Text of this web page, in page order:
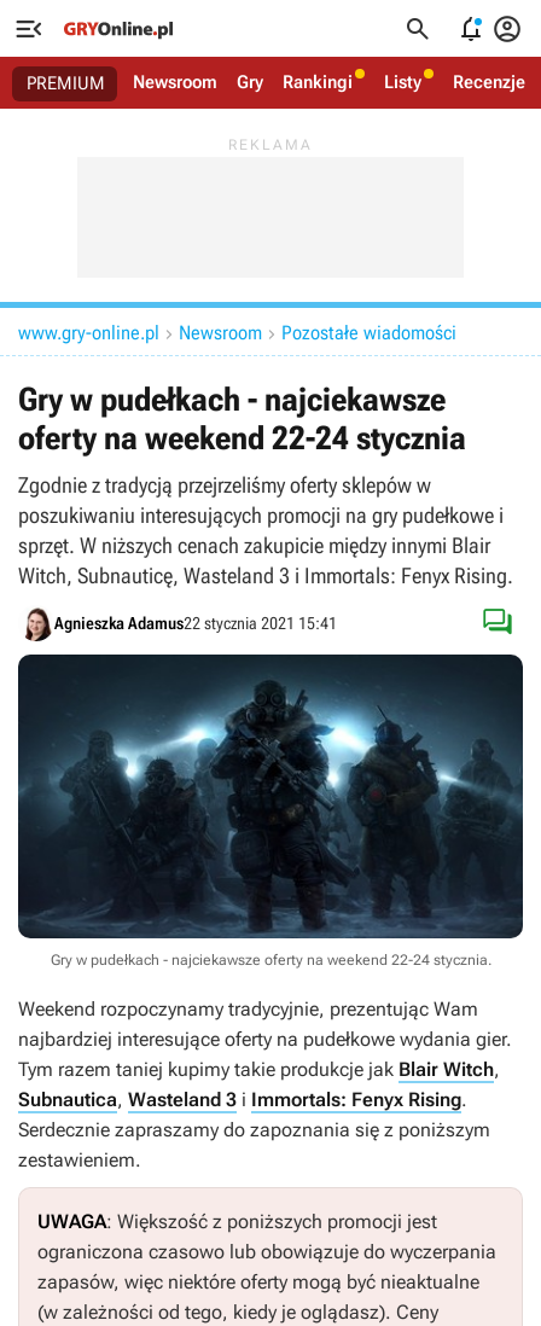
   
PREMIUM Newsroom Gry Rankingi Listy Recenzje
www.gry-online.pl  Newsroom  Pozostałe wiadomości
Gry w pudełkach - najciekawsze
oferty na weekend 22-24 stycznia
Zgodnie z tradycją przejrzeliśmy oferty sklepów w
poszukiwaniu interesujących promocji na gry pudełkowe i
sprzęt. W niższych cenach zakupicie między innymi Blair
Witch, Subnauticę, Wasteland 3 i Immortals: Fenyx Rising.
Agnieszka Adamus22 stycznia 2021 15:41 
Gry w pudełkach - najciekawsze oferty na weekend 22-24 stycznia.
Weekend rozpoczynamy tradycyjnie, prezentując Wam
najbardziej interesujące oferty na pudełkowe wydania gier.
Tym razem taniej kupimy takie produkcje jak Blair Witch,
Subnautica, Wasteland 3 i Immortals: Fenyx Rising.
Serdecznie zapraszamy do zapoznania się z poniższym
zestawieniem.
UWAGA: Większość z poniższych promocji jest
ograniczona czasowo lub obowiązuje do wyczerpania
zapasów, więc niektóre oferty mogą być nieaktualne
(w zależności od tego, kiedy je oglądasz). Ceny